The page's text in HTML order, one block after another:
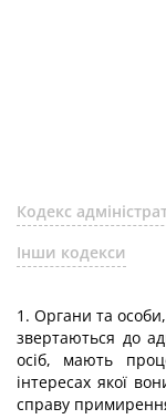
Кодекс
Інши кодекси
1. Органи та особи,
звертаються до
осіб, мають
інтересах якої
справу